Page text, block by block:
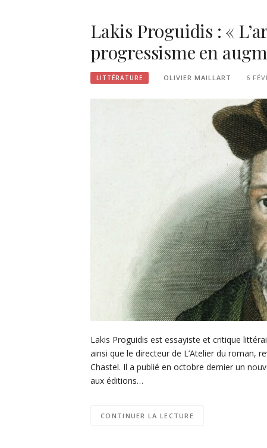
Lakis Proguidis : «
progressisme en
LITTÉRATURE OLIVIER MAILLART 6
Lakis Proguidis est essayiste et critique
ainsi que le directeur de L’Atelier du roman,
Chastel. Il a publié en octobre dernier un
aux éditions…
CONTINUER LA LECTURE